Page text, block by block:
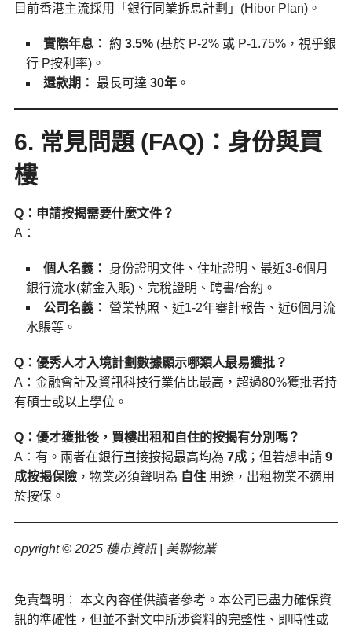
目前香港主流採用「銀行同業拆息計劃」(Hibor Plan)。
實際年息： 約 3.5%(基於 P-2% 或 P-1.75%，視乎銀
行 P按利率)。
還款期：
最長可達 30年。
6. 常見問題 (FAQ)：身份與買
樓
Q：申請按揭需要什麼文件？
A：
個人名義：
身份證明文件、住址證明、最近3-6個月
銀行流水(薪金入賬)、完稅證明、聘書/合約。
公司名義：
營業執照、近1-2年審計報告、近6個月流
水賬等。
Q：優秀人才入境計劃數據顯示哪類人最易獲批？
A：金融會計及資訊科技行業佔比最高，超過80%獲批者持
有碩士或以上學位。
Q：優才獲批後，買樓出租和自住的按揭有分別嗎？
A：有。兩者在銀行直接按揭最高均為 7成；但若想申請 9
成按揭保險，物業必須聲明為 自住用途，出租物業不適用
於按保。
opyright © 2025 樓市資訊 | 美聯物業
免責聲明： 本文內容僅供讀者參考。本公司已盡力確保資
訊的準確性，但並不對文中所涉資料的完整性、即時性或